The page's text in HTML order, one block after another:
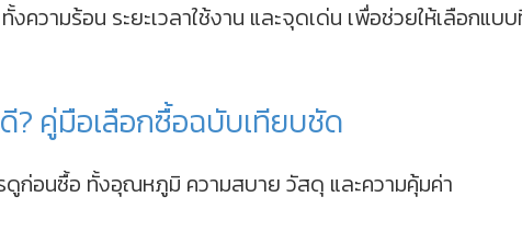
งความร้อน ระยะเวลาใช้งาน และจุดเด่น เพื่อช่วยให้เลือกแบ
? คู่มือเลือกซื้อฉบับเทียบชัด
ก่อนซื้อ ทั้งอุณหภูมิ ความสบาย วัสดุ และความคุ้มค่า